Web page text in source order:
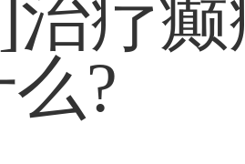
疗
?